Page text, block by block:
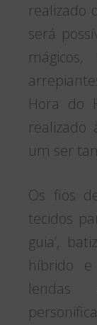
realizado
será
Hora do
realizado
um ser
Os fios
tecidos
guia’,
híbrido e